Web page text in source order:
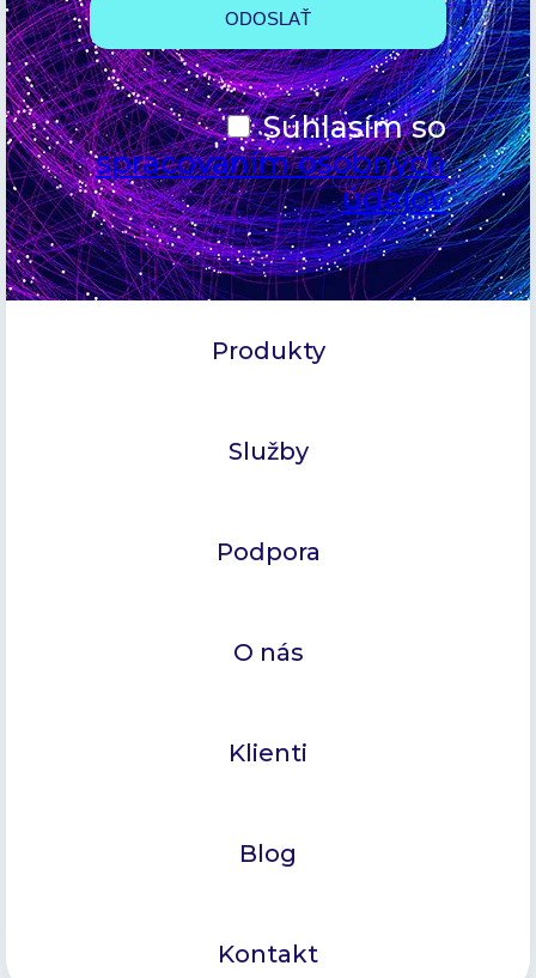
Súhlasím so
spracovaním osobných
údajov
Produkty
Služby
Podpora
O nás
Klienti
Blog
Kontakt